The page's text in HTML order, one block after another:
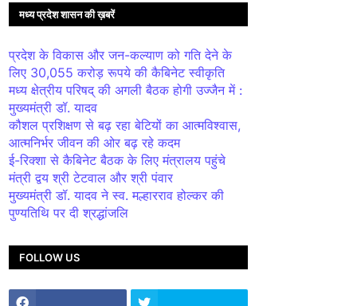
मध्य प्रदेश शासन की ख़बरें
प्रदेश के विकास और जन-कल्याण को गति देने के
लिए 30,055 करोड़ रूपये की कैबिनेट स्वीकृति
मध्य क्षेत्रीय परिषद् की अगली बैठक होगी उज्जैन में :
मुख्यमंत्री डॉ. यादव
कौशल प्रशिक्षण से बढ़ रहा बेटियों का आत्मविश्वास,
आत्मनिर्भर जीवन की ओर बढ़ रहे कदम
ई-रिक्शा से कैबिनेट बैठक के लिए मंत्रालय पहुंचे
मंत्री द्वय श्री टेटवाल और श्री पंवार
मुख्यमंत्री डॉ. यादव ने स्व. मल्हारराव होल्कर की
पुण्यतिथि पर दी श्रद्धांजलि
FOLLOW US